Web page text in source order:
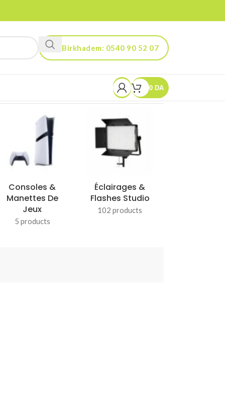
Birkhadem: 0540 90 52 07
Kouba: 0560 90 52 03
0 DA
Smart Life &
Gadgets
102 products
Stabilisateurs
& Trépieds
37 products